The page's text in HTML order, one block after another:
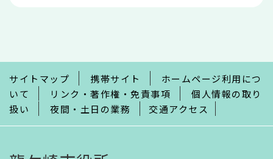
で
サイトマップ 携帯サイト
ホームページ利用につ
いて
リンク・著作権・免責事項
個人情報の取り
扱い
夜間・土日の業務 交通アクセス